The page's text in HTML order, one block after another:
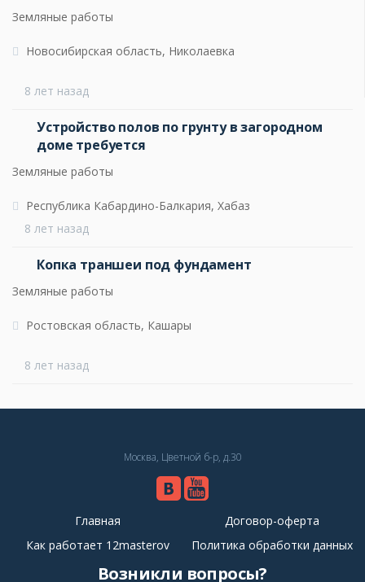
Земляные работы
8 лет назад
Новосибирская область, Николаевка
Устройство полов по грунту в загородном
доме требуется
Земляные работы
8 лет назад
Республика Кабардино-Балкария, Хабаз
Копка траншеи под фундамент
Земляные работы
8 лет назад
Ростовская область, Кашары
Москва, Цветной б-р, д.30
Главная
Договор-оферта
Как работает 12masterov
Политика обработки данных
Возникли вопросы?